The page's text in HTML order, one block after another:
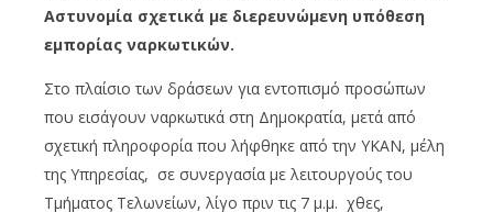
Αστυνομία σχετικά με διερευνώμενη υπόθεση
εμπορίας ναρκωτικών.
Στο πλαίσιο των δράσεων για εντοπισμό προσώπων
που εισάγουν ναρκωτικά στη Δημοκρατία, μετά από
σχετική πληροφορία που λήφθηκε από την ΥΚΑΝ, μέλη
της Υπηρεσίας, σε συνεργασία με λειτουργούς του
Τμήματος Τελωνείων, λίγο πριν τις 7 μ.μ. χθες,